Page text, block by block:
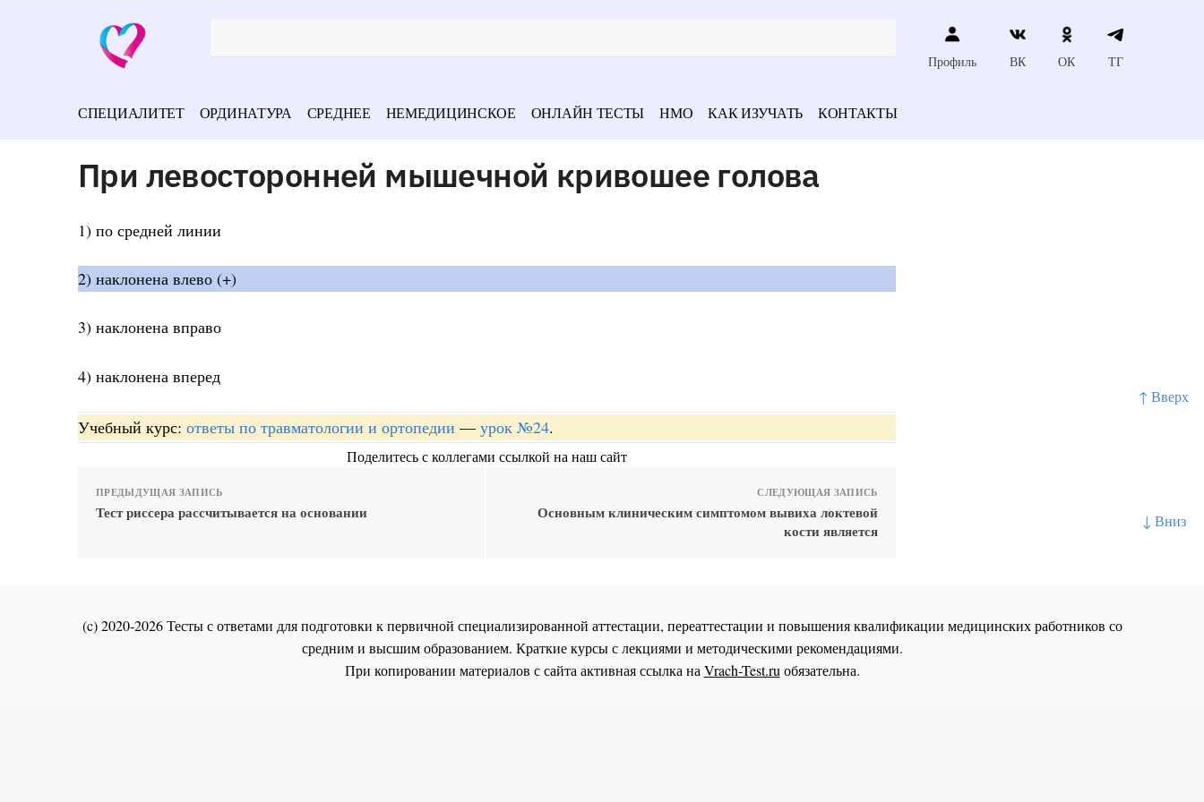
↑ Вверх
↓ Вниз
Профиль ВК ОК ТГ
СПЕЦИАЛИТЕТ ОРДИНАТУРА СРЕДНЕЕ НЕМЕДИЦИНСКОЕ ОНЛАЙН ТЕСТЫ НМО КАК ИЗУЧАТЬ КОНТАКТЫ
При левосторонней мышечной кривошее голова
1) по средней линии
2) наклонена влево (+)
3) наклонена вправо
4) наклонена вперед
Учебный курс: ответы по травматологии и ортопедии — урок №24.
Поделитесь с коллегами ссылкой на наш сайт
ПРЕДЫДУЩАЯ ЗАПИСЬ
Тест риссера рассчитывается на основании
СЛЕДУЮЩАЯ ЗАПИСЬ
Основным клиническим симптомом вывиха локтевой
кости является
(c) 2020-2026 Тесты с ответами для подготовки к первичной специализированной аттестации, переаттестации и повышения квалификации медицинских работников со
средним и высшим образованием. Краткие курсы с лекциями и методическими рекомендациями.
При копировании материалов с сайта активная ссылка наVrach-Test.ruобязательна.